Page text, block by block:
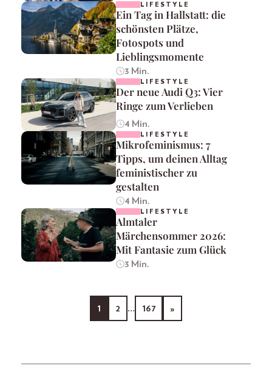
LIFESTYLE
Ein Tag in Hallstatt: die
schönsten Plätze,
Fotospots und
Lieblingsmomente
3 Min.
LIFESTYLE
Der neue Audi Q3: Vier
Ringe zum Verlieben
4 Min.
LIFESTYLE
Mikrofeminismus: 7
Tipps, um deinen Alltag
feministischer zu
gestalten
4 Min.
LIFESTYLE
Almtaler
Märchensommer 2026:
Mit Fantasie zum Glück
3 Min.
1 2 … 167 »